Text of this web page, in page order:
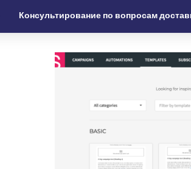
Консультирование по вопросам